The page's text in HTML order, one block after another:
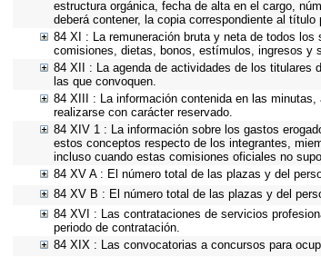
estructura orgánica, fecha de alta en el cargo,
deberá contener, la copia correspondiente al
84 XI : La remuneración bruta y neta de todos
comisiones, dietas, bonos, estímulos, ingresos y
84 XII : La agenda de actividades de los titulares
las que convoquen.
84 XIII : La información contenida en las
realizarse con carácter reservado.
84 XIV 1 : La información sobre los gastos
estos conceptos respecto de los integrantes,
incluso cuando estas comisiones oficiales no
84 XV A : El número total de las plazas y del
84 XV B : El número total de las plazas y del
84 XVI : Las contrataciones de servicios
periodo de contratación.
84 XIX : Las convocatorias a concursos para